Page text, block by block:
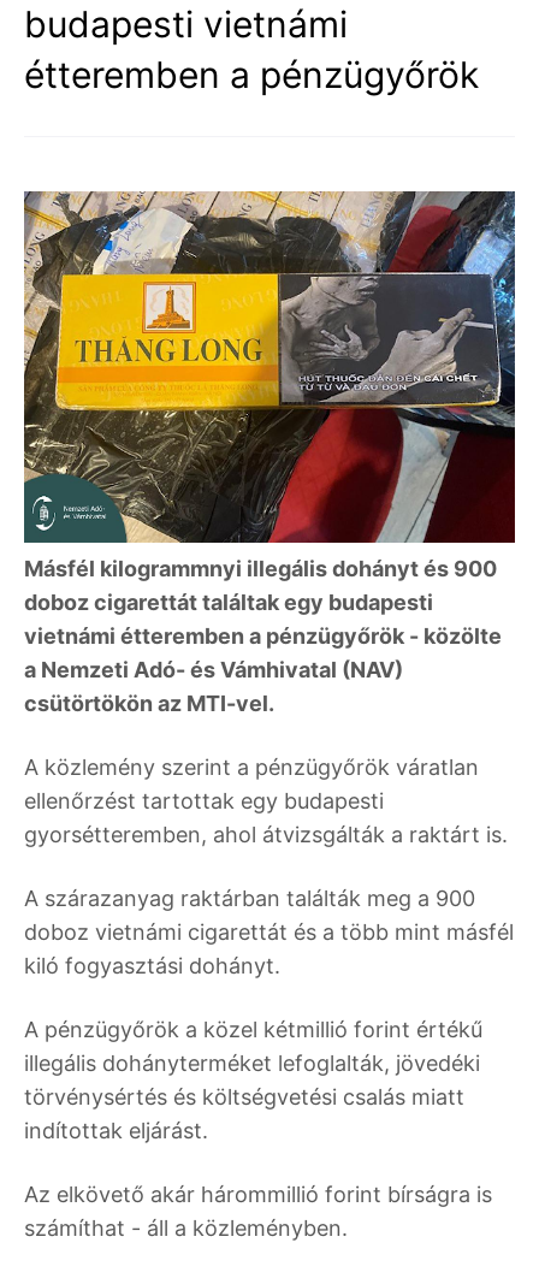
budapesti vietnámi
étteremben a pénzügyőrök
Másfél kilogrammnyi illegális dohányt és 900
doboz cigarettát találtak egy budapesti
vietnámi étteremben a pénzügyőrök - közölte
a Nemzeti Adó- és Vámhivatal (NAV)
csütörtökön az MTI-vel.
A közlemény szerint a pénzügyőrök váratlan
ellenőrzést tartottak egy budapesti
gyorsétteremben, ahol átvizsgálták a raktárt is.
A szárazanyag raktárban találták meg a 900
doboz vietnámi cigarettát és a több mint másfél
kiló fogyasztási dohányt.
A pénzügyőrök a közel kétmillió forint értékű
illegális dohányterméket lefoglalták, jövedéki
törvénysértés és költségvetési csalás miatt
indítottak eljárást.
Az elkövető akár hárommillió forint bírságra is
számíthat - áll a közleményben.